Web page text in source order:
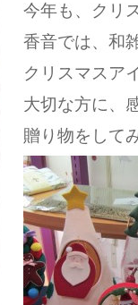
今年も、クリ
香音では、和
クリスマスア
大切な方に、
贈り物をして